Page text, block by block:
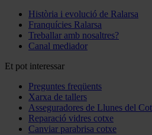
Història i evolució de Ralarsa
Franquícies Ralarsa
Treballar amb nosaltres?
Canal mediador
Et pot interessar
Preguntes freqüents
Xarxa de tallers
Asseguradores de Llunes del
Reparació vidres cotxe
Canviar parabrisa cotxe